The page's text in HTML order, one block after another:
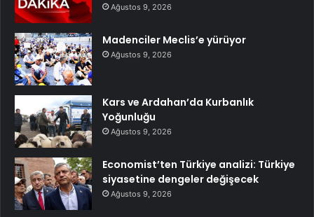
Ağustos 9, 2026
Madenciler Meclis’e yürüyor
Ağustos 9, 2026
Kars ve Ardahan’da Kurbanlık
Yoğunluğu
Ağustos 9, 2026
Economist’ten Türkiye analizi: Türkiye
siyasetine dengeler değişecek
Ağustos 9, 2026